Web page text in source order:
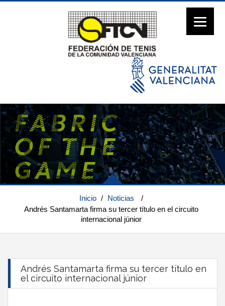
Inicio / Noticias
/
Andrés Santamarta firma su tercer título en el circuito
internacional júnior
Andrés Santamarta firma su tercer título en
el circuito internacional júnior